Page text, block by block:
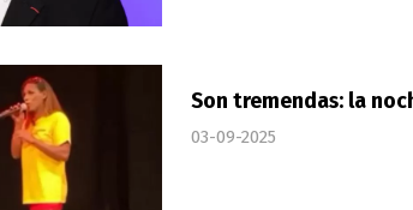
Son tremendas: la
03-09-2025